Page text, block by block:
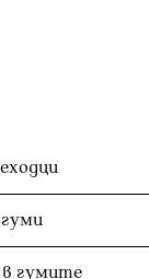
гумите